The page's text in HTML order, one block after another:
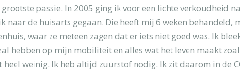
fitness]
passie. In 2005 ging ik voor een lichte verkoudheid
naar de huisarts gegaan. Die heeft mij 6 weken behandeld,
waar ze meteen zagen dat er iets niet goed was. Ik
hebben op mijn mobiliteit en alles wat het leven maakt
weinig. Ik heb altijd zuurstof nodig. Ik zit daarom in de